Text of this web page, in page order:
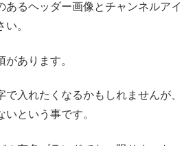
あるヘッダー画像とチャンネルアイ
。
あります。
入れたくなるかもしれませんが、
という事です。